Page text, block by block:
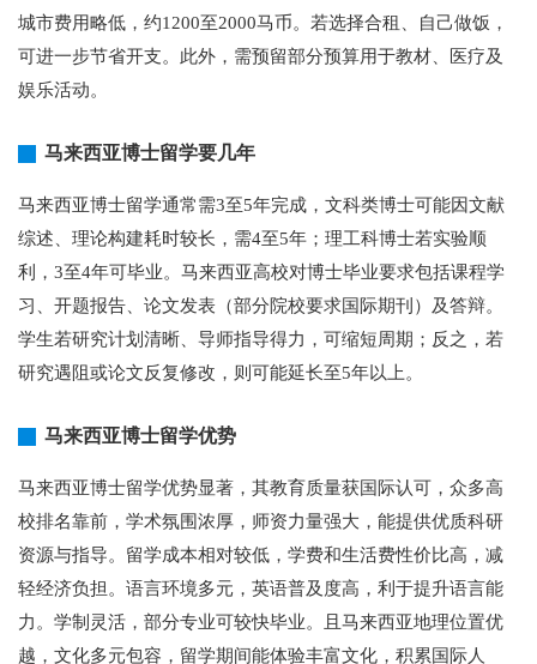
城市费用略低，约1200至2000马币。若选择合租、自己做饭，
可进一步节省开支。此外，需预留部分预算用于教材、医疗及
娱乐活动。
马来西亚博士留学要几年
马来西亚博士留学通常需3至5年完成，文科类博士可能因文献
综述、理论构建耗时较长，需4至5年；理工科博士若实验顺
利，3至4年可毕业。马来西亚高校对博士毕业要求包括课程学
习、开题报告、论文发表（部分院校要求国际期刊）及答辩。
学生若研究计划清晰、导师指导得力，可缩短周期；反之，若
研究遇阻或论文反复修改，则可能延长至5年以上。
马来西亚博士留学优势
马来西亚博士留学优势显著，其教育质量获国际认可，众多高
校排名靠前，学术氛围浓厚，师资力量强大，能提供优质科研
资源与指导。留学成本相对较低，学费和生活费性价比高，减
轻经济负担。语言环境多元，英语普及度高，利于提升语言能
力。学制灵活，部分专业可较快毕业。且马来西亚地理位置优
越，文化多元包容，留学期间能体验丰富文化，积累国际人